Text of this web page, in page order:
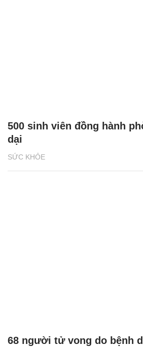
SỨC KHỎE
500 sinh viên đồng hành
dại
68 người tử vong do bệnh